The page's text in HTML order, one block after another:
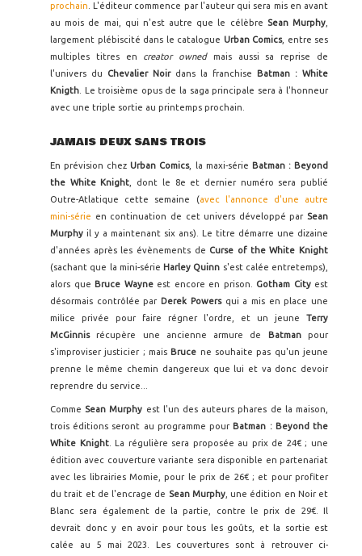
prochain . L'éditeur commence par l'auteur qui sera mis en avant
au mois de mai, qui n'est autre que le célèbre Sean Murphy
largement plébiscité dans le catalogue Urban Comics, entre ses
multiples titres en creator owned mais aussi sa reprise de
l'univers du Chevalier Noir dans la franchise Batman : White
Knigth . Le troisième opus de la saga principale sera à l'honneur
avec une triple sortie au printemps prochain.
JAMAIS DEUX SANS TROIS
En prévision chezUrban Comics, la maxi-série Batman : Beyond
the White Knight , dont le 8e et dernier numéro sera publié
Outre-Atlatique cette semaine (avec l'annonce d'une autre
mini-série en continuation de cet univers développé par Sean
Murphy il y a maintenant six ans). Le titre démarre une dizaine
d'années après les évènements de Curse of the White Knight
(sachant que la mini-série Harley Quinn s'est calée entretemps),
alors que Bruce Wayne est encore en prison. Gotham City est
désormais contrôlée par Derek Powers qui a mis en place une
milice privée pour faire régner l'ordre, et un jeune Terry
McGinnisrécupère une ancienne armure de Batmanpour
s'improviser justicier ; mais Bruce ne souhaite pas qu'un jeune
prenne le même chemin dangereux que lui et va donc devoir
reprendre du service...
Comme Sean Murphy est l'un des auteurs phares de la maison,
trois éditions seront au programme pour Batman : Beyond the
White Knight. La régulière sera proposée au prix de 24€ ; une
édition avec couverture variante sera disponible en partenariat
avec les librairies Momie, pour le prix de 26€ ; et pour profiter
du trait et de l'encrage de Sean Murphy, une édition en Noir et
Blanc sera également de la partie, contre le prix de 29€. Il
devrait donc y en avoir pour tous les goûts, et la sortie est
calée au 5 mai 2023. Les couvertures sont à retrouver ci-